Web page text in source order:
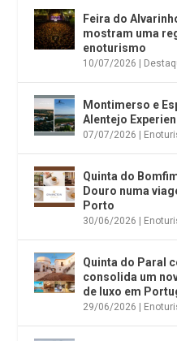
Feira do
mostram uma
enoturismo
10/07/2026
Montimerso e
Alentejo
07/07/2026
Quinta do
Douro numa
Porto
30/06/2026
Quinta do Paral
consolida um
de luxo em
29/06/2026